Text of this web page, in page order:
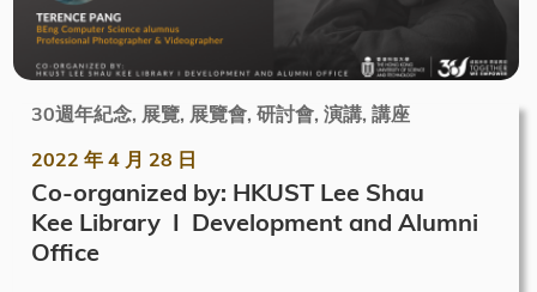
30週年紀念, 展覽, 展覽會, 研討會, 演講, 講座
2022 年 4 月 28 日
Co-organized by: HKUST Lee Shau
Kee Library I Development and Alumni
Office